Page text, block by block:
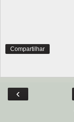
Compartilhar
‹